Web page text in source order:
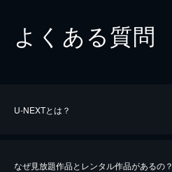
よくある質問
U-NEXTとは？
なぜ見放題作品とレンタル作品があるの？